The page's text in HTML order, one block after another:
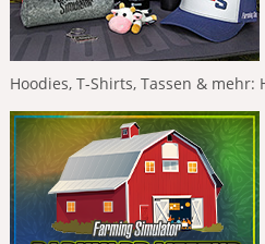
Hoodies, T-Shirts, Tassen &